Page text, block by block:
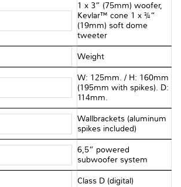
1 x 3” (75mm) woofer,
Kevlar™ cone 1 x ¾“
(19mm) soft dome
tweeter
Weight
W: 125mm. / H: 160mm
(195mm with spikes). D:
114mm.
Wallbrackets (aluminum
spikes included)
6,5” powered
subwoofer system
Class D (digital)